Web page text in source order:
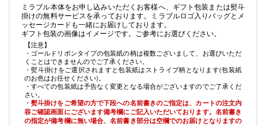
ミラブル本体をお申し込みいただくお客様へ、ギフト包装または熨斗
掛けの無料サービスを承っております。ミラブルロゴ入りバッグとメ
ッセージカードも一緒にお届けしております。
ギフト包装の画像はイメージです。ご参考にお選びください。
【注意】
・ゴールドリボンタイプの包装紙の柄は複数ございまして、お選びいただ
くことはできませんのでご了承ください。
・熨斗掛けをご選択されますと包装紙はストライプ柄となります(包装紙
のお色はお任せください)。
・すべての包装紙は予告なく変更となる場合がございますのでご了承くだ
さい。
・熨斗掛けをご希望の方で下段への名前書きのご指定は、カートの注文内
容ご確認画面にございます備考欄にご記入いただいております。名前書き
の指定が備考欄に無い場合、名前書き部分は空欄でのお届けとなりますの